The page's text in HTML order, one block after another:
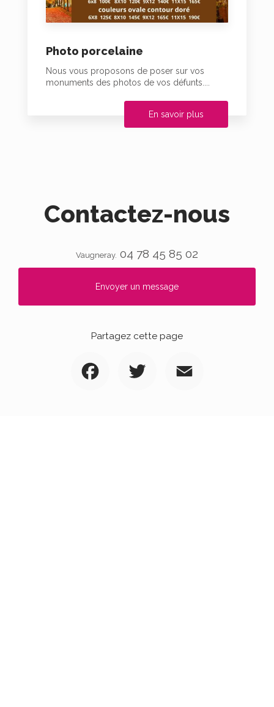
Photo porcelaine
Nous vous proposons de poser sur vos
monuments des photos de vos défunts....
En savoir plus
Contactez-nous
Vaugneray. 04 78 45 85 02
Envoyer un message
Partagez cette page